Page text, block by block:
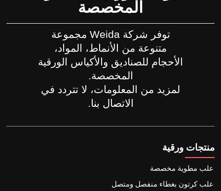
المخصصة
توفر شركة Weida مجموعة
متنوعة من الأنماط، المواد،
الأحجام للصناديق والأكياس الورقية
المخصصة.
لمزيد من المعلومات، لا تتردد في
الاتصال بنا.
منتجات ورقية
علب مطوية مخصصة
علب كرتون بغطاء منفصل ومتصل